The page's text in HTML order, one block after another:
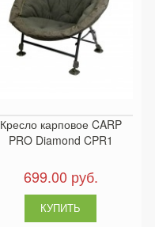
Кресло карповое CARP
PRO Diamond CPR1
699.00 руб.